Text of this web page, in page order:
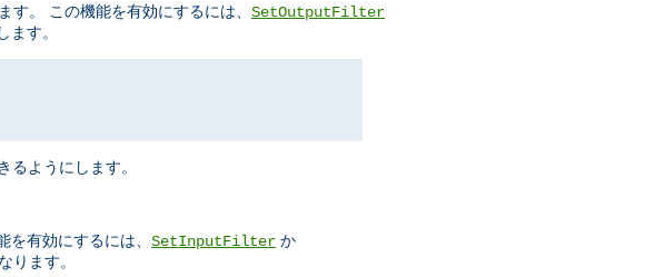
。 この機能を有効にするには、 SetOutputFilter
す。
ようにします。
有効にするには、 SetInputFilter か
ります。